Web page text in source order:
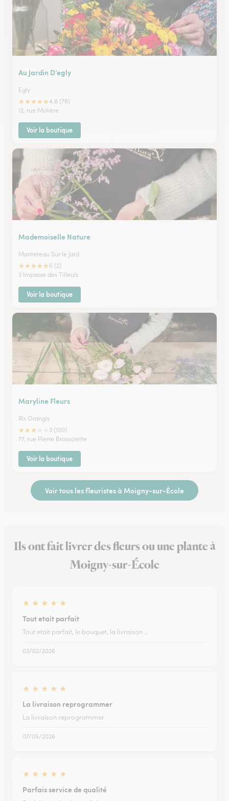
Au Jardin D’egly
Egly
★★★★★4.8 (78)
12, rue Molière
Voir la boutique
Mademoiselle Nature
Montereau Sur le Jard
★★★★★ 5 (2)
3 Impasse des Tilleuls
Voir la boutique
Maryline Fleurs
Ris Orangis
★★★
3 (100)
77, rue Pierre Brossolette
Voir la boutique
Voir tous les fleuristes à Moigny-sur-École
Ils ont fait livrer des fleurs ou une plante à
Moigny-sur-École
★ ★ ★ ★ ★
Tout etait parfait
Tout etait parfait, le bouquet, la livraison …
03/02/2026
★ ★ ★ ★ ★
La livraison reprogrammer
La livraison reprogrammer
07/05/2026
★ ★ ★ ★ ★
Parfais service de qualité